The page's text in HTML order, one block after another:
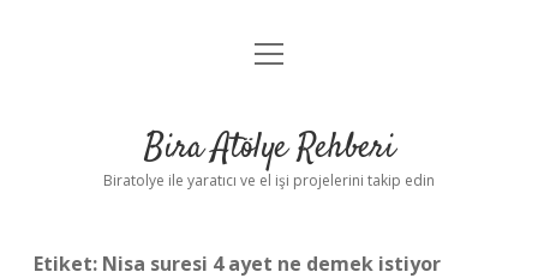
Anasayfa
Yasal Uyarı
menüyü
Bira Atölye Rehberi
Biratolye ile yaratıcı ve el işi projelerini takip edin
Etiket: Nisa suresi 4 ayet ne demek istiyor